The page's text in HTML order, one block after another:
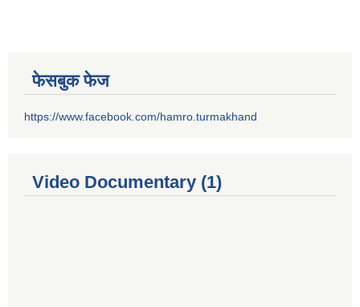
फेसबुक फेज
https://www.facebook.com/hamro.turmakhand
Video Documentary (1)